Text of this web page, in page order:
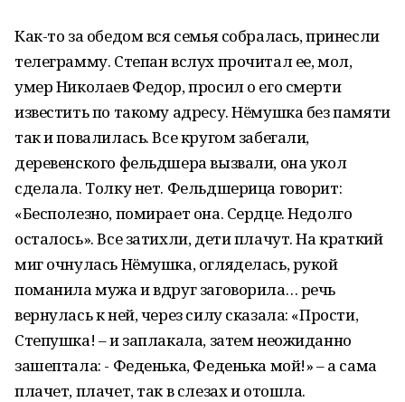
Как-то за обедом вся семья собралась, принесли
телеграмму. Степан вслух прочитал ее, мол,
умер Николаев Федор, просил о его смерти
известить по такому адресу. Нёмушка без памяти
так и повалилась. Все кругом забегали,
деревенского фельдшера вызвали, она укол
сделала. Толку нет. Фельдшерица говорит:
«Бесполезно, помирает она. Сердце. Недолго
осталось». Все затихли, дети плачут. На краткий
миг очнулась Нёмушка, огляделась, рукой
поманила мужа и вдруг заговорила… речь
вернулась к ней, через силу сказала: «Прости,
Степушка! – и заплакала, затем неожиданно
зашептала: - Феденька, Феденька мой!» – а сама
плачет, плачет, так в слезах и отошла.